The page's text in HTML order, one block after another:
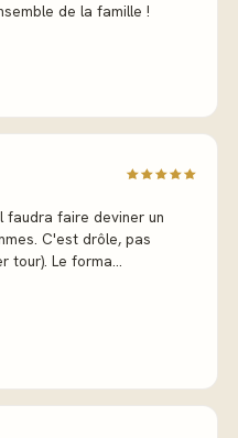
de la famille !
faudra faire deviner un
C'est drôle, pas
tour). Le forma...